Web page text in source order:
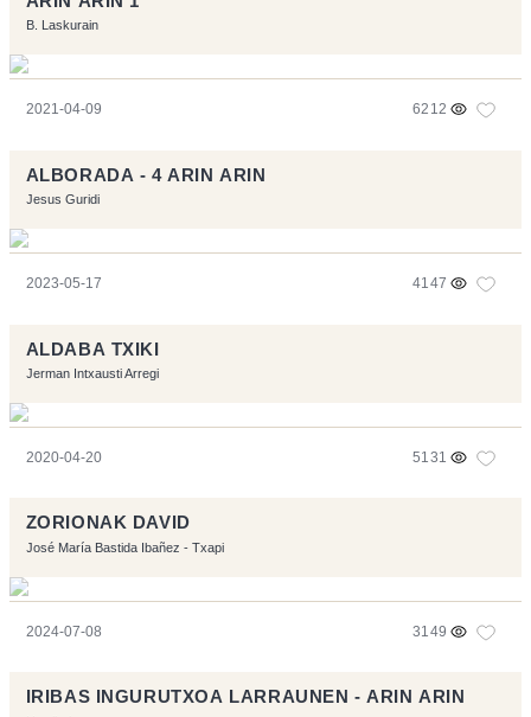
B. Laskurain
2021-04-09 6212
ALBORADA - 4 ARIN ARIN
Jesus Guridi
2023-05-17 4147
ALDABA TXIKI
Jerman Intxausti Arregi
2020-04-20 5131
ZORIONAK DAVID
José María Bastida Ibañez - Txapi
2024-07-08 3149
IRIBAS INGURUTXOA LARRAUNEN - ARIN ARIN